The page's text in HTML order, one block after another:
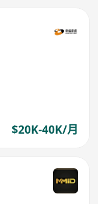
$20K-40K/月